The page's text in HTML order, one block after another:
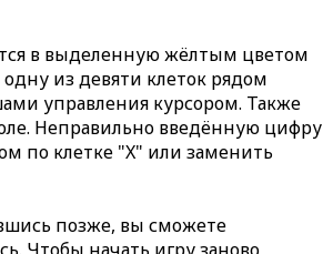
в выделенную жёлтым цветом
из девяти клеток рядом
управления курсором. Также
Неправильно введённую цифру
по клетке "X" или заменить
позже, вы сможете